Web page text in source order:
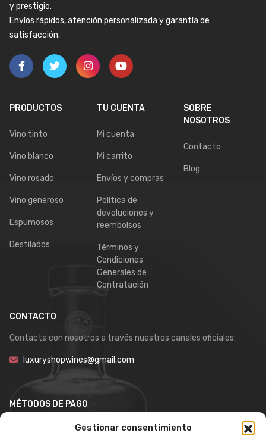
Gestionar consentimiento
y prestigio.
Envíos rápidos, atención personalizada y garantía de
satisfacción.
PRODUCTOS
Vino tinto
Vino blanco
Vino rosado
Vino generoso
Espumosos
Destilados
TU CUENTA
Mi cuenta
Mi carrito
Envíos y compras
Política de
devoluciones y
reembolsos
Términos y
Condiciones
Generales de
Contratación
SOBRE
NOSOTROS
Contacto
Blog
CONTACTO
Contacta con nosotros a través nuestros canales oficiales:
luxuryshopwines@gmail.com
MÉTODOS DE PAGO